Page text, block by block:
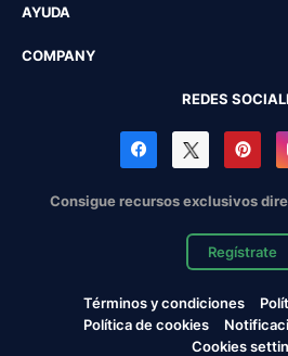
AYUDA
COMPANY
REDES
Consigue recursos exclusivos
Regístrate
Términos y condiciones
Política de cookies
Cookies